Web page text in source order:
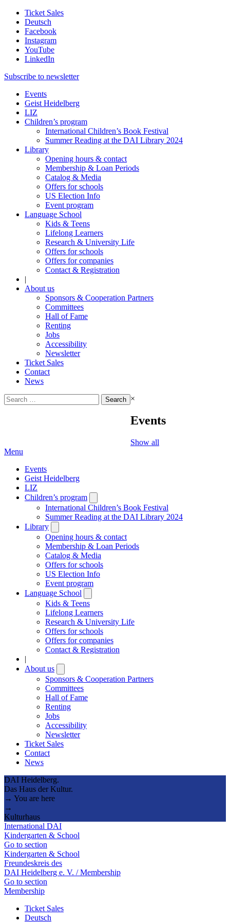
Ticket Sales
Deutsch
Facebook
Instagram
YouTube
LinkedIn
Subscribe to newsletter
Events
Geist Heidelberg
LIZ
Children’s program
International Children’s Book Festival
Summer Reading at the DAI Library 2024
Library
Opening hours & contact
Membership & Loan Periods
Catalog & Media
Offers for schools
US Election Info
Event program
Language School
Kids & Teens
Lifelong Learners
Research & University Life
Offers for schools
Offers for companies
Contact & Registration
|
About us
Sponsors & Cooperation Partners
Committees
Hall of Fame
Renting
Jobs
Accessibility
Newsletter
Ticket Sales
Contact
News
Search
for:
×
Events
Show all
Menu
Events
Geist Heidelberg
LIZ
Children’s program
submenu
International Children’s Book Festival
Summer Reading at the DAI Library 2024
Library
submenu
Opening hours & contact
Membership & Loan Periods
Catalog & Media
Offers for schools
US Election Info
Event program
Language School
submenu
Kids & Teens
Lifelong Learners
Research & University Life
Offers for schools
Offers for companies
Contact & Registration
|
About us
submenu
Sponsors & Cooperation Partners
Committees
Hall of Fame
Renting
Jobs
Accessibility
Newsletter
Ticket Sales
Contact
News
DAI Heidelberg.
Das Haus der Kultur.
→ You are here
→
Kulturhaus
International DAI
Kindergarten & School
Go to section
Kindergarten & School
Freundeskreis des
DAI Heidelberg e. V. / Membership
Go to section
Membership
Ticket Sales
Deutsch